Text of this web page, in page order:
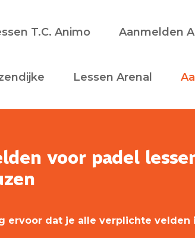
T.C. Animo Aanmelden
Lessen Arenal
voor padel
ervoor dat je alle verplichte velden